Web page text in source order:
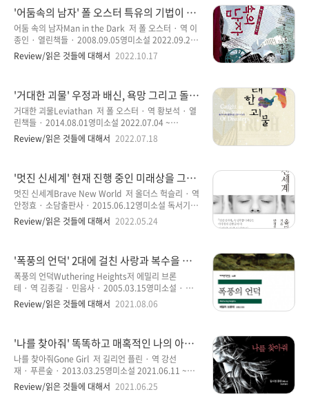
울릴 만한 소설로 기억하고 있을 것이다. 하지만 ‘두 도
시 이야기’라는 소설에서는 우리가 익히 알고 있는 크리
스마스 캐럴과의 분위기와는 완전히 다른, 아주 어울리
지 않는 주제의식을 다루고 있다. 때문에 찰스 디킨스라
는 작가의 소설이 맞나 싶을 정도로 의심이 갈 정도라고
'어둠속의 남자' 폴 오스터 특유의 기법이 잘
살아나면서도 보기 힘든 주제 의식을 담아 낸
소설
어둠 속의 남자Man in the Dark 저 폴 오스터 · 역 이
종인 · 열린책들 · 2008.09.05영미소설 2022.09.23
~ 09.30 폴 오스터의 두 번째 읽는 소설 ‘어둠 속의
남자’를 읽게 되었다. 이전에 읽었던 ‘거대한 괴물’을 읽
에서만 느낄 수 있는 특유의 디테일한 인물 묘사를 그대
로 느낄 수 있는 소설로 인정할 만하다. 이 말은 틀릴 수
도 있다. ‘어둠 속의 남자’는 ‘거대한 괴물’ 보다는 6년 전
에 출간돼 소설이지만 본인은 거꾸로 읽었기 때문에 그
럴 수 있다. 그래서인지는 모르겠지만, ‘거대한 괴물’에
Review/읽은 것들에 대해서 2022.10.17
'거대한 괴물' 우정과 배신, 욕망 그리고 돌연
한 폭력적 의미와 문학의 진정성을 느낄 수
있는 대표적인 소설
거대한 괴물Leviathan 저 폴 오스터 · 역 황보석 · 열
린책들 · 2014.08.01영미소설 2022.07.04 ~
07.12 이 소설은 절대로 가볍지 않은 무거운 주제
의식을 가지고 있다. 또한, 폴 오스터 특유의 상상력을
시간적, 공간적 느낌을 작가인 ‘폴 오스터’만의 특유의
필체로, 그리고 인물들 간의 입체적인 묘사가 상당히 구
체적으로 잘 묘사되고 있다는 점에서 한 문장 한 문장을
읽으면서 자연스럽게 집중력을 가지게 한다. 이 소설 ‘거
대한 괴물'은 결코 적지 않은 분량이기도 하지만 마지막
Review/읽은 것들에 대해서 2022.07.18
'멋진 신세계' 현재 진행 중인 미래상을 그린
디스토피아적 세계관을 그린 소설
멋진 신세계Brave New World 저 올더스 헉슬리 · 역
안정효 · 소담출판사 · 2015.06.12영미소설 독서기간
: 2022.05.02 ~ 2022.05.17 앞으로 ‘밀리의서
재’에서는 PDF로 읽지 않겠다는 다짐을 가지게 된 책이
불편한 정도를 넘어서서 왜 나왔는지 모를 일이다. 폰트
크기를 조정할 수도 없어서 작은 글씨를 읽을 수가 없을
정도다. 그렇지 않아도 노안이 와서 가까운 것들을 읽으
려면 안경까지 벗어야 보이는 편인데, 이건 뭐 눈이 침침
해지니 참 안타까운 일이 아닐 수 없다. 눈을 게슴츠리하
Review/읽은 것들에 대해서 2022.05.24
'폭풍의 언덕' 2대에 걸친 사랑과 복수을 그
린 강렬한 소설
폭풍의 언덕Wuthering Heights저 에밀리 브론
테 · 역 김종길 · 민음사 · 2005.03.15영미소설 · 세
계문학전집 118 2021.07.24 ~ 08.04 에밀리 브론
테의 처음이자 마지막 소설이며, 유일한 소설답게 상당
도 한 것이 개인적인 생각이다. 그만큼 처음부터 마지막
까지 책을 놓을 수 없게 만드는 힘이 있는 것처럼 느껴졌
다. 보통 출퇴근 시간 때나 점식심사 후 읽는 정도이기는
하지만 읽는내내 긴장감을 느낄 수 있었고, 남자 주인공
인 '히스클리프'의 광기 어린 모습에서 인간으로서 가지
Review/읽은 것들에 대해서 2021.08.06
'나를 찾아줘' 똑똑하고 매혹적인 나의 아내
가 사라졌다.
나를 찾아줘Gone Girl 저 길리언 플린 · 역 강선
재 · 푸른숲 · 2013.03.25영미소설 2021.06.11 ~
06.24 몇 해 전인가 영화가 개봉되면서 상당한 방
향을 불러일으킨 영화로 기억되었던 기억이 납니다. 하
Review/읽은 것들에 대해서 2021.06.25